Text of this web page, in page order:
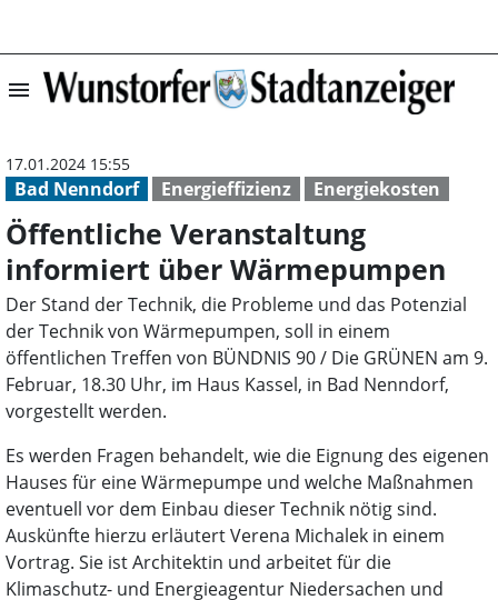
menu Öffentliche
Bad Nenndorf Energieffizienz Energiekosten
17.01.2024 15:55
Öffentliche Veranstaltung
informiert über Wärmepumpen
Der Stand der Technik, die Probleme und das Potenzial
der Technik von Wärmepumpen, soll in einem
öffentlichen Treffen von BÜNDNIS 90 / Die GRÜNEN am 9.
Februar, 18.30 Uhr, im Haus Kassel, in Bad Nenndorf,
vorgestellt werden.
Es werden Fragen behandelt, wie die Eignung des eigenen
Hauses für eine Wärmepumpe und welche Maßnahmen
eventuell vor dem Einbau dieser Technik nötig sind.
Auskünfte hierzu erläutert Verena Michalek in einem
Vortrag. Sie ist Architektin und arbeitet für die
Klimaschutz- und Energieagentur Niedersachen und